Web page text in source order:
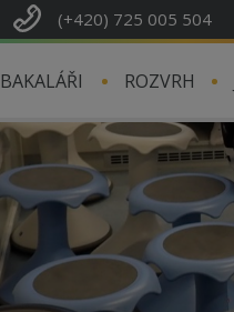
(+420) 725 005 504
BAKALÁŘI ROZVRH